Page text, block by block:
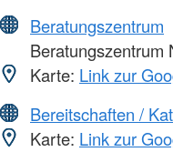
Beratungszentrum
Beratungszentrum
Karte: Link zur
Bereitschaften /
Karte: Link zur